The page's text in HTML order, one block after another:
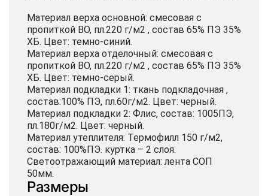
Материал верха основной: смесовая с
пропиткой ВО, пл.220 г/м2 , состав 65% ПЭ 35%
ХБ. Цвет: темно-синий.
Материал верха отделочный: смесовая с
пропиткой ВО, пл.220 г/м2 , состав 65% ПЭ 35%
ХБ. Цвет: темно-серый.
Материал подкладки 1: ткань подкладочная ,
состав:100% ПЭ, пл.60г/м2. Цвет: черный.
Материал подкладки 2: Флис, состав: 1005ПЭ,
пл.180г/м2. Цвет: черный.
Материал утеплителя: Термофилл 150 г/м2,
состав: 100%ПЭ. куртка – 2 слоя.
Светоотражающий материал: лента СОП
50мм.
Размеры